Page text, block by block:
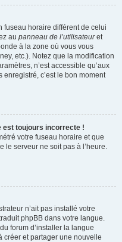
fuseau horaire différent de celui
au panneau de l’utilisateuret
à la zone où vous vous
etc.). Notez que la modification
n’est accessible qu’aux
enregistré, c’est le bon moment
est toujours incorrecte !
votre fuseau horaire et que
le serveur ne soit pas à l’heure.
n’ait pas installé votre
phpBB dans votre langue.
forum d’installer la langue
créer et partager une nouvelle